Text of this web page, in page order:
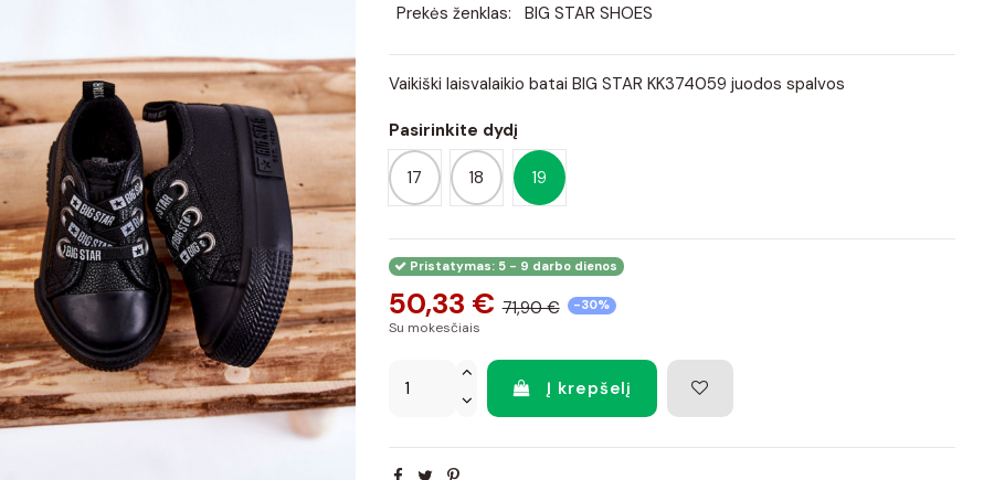
Prekės ženklas: BIG STAR SHOES
Vaikiški laisvalaikio batai BIG STAR KK374059 juodos spalvos
Pasirinkite dydį
17 18 19
Pristatymas: 5 - 9 darbo dienos
50,33 € 71,90 € -30%
Su mokesčiais
Į krepšelį